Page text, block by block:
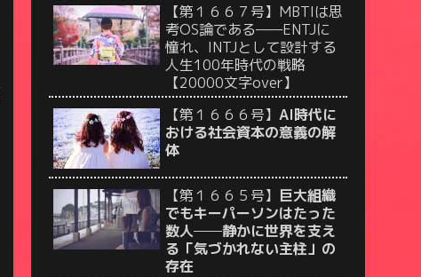
【第１６６７号】MBTIは思
考OS論である——ENTJに
憧れ、INTJとして設計する
人生100年時代の戦略
【20000文字over】
【第１６６６号】 AI時代に
おける社会資本の意義の解
体
【第１６６５号】 巨大組織
でもキーパーソンはたった
数人──静かに世界を支え
る「気づかれない主柱」の
存在